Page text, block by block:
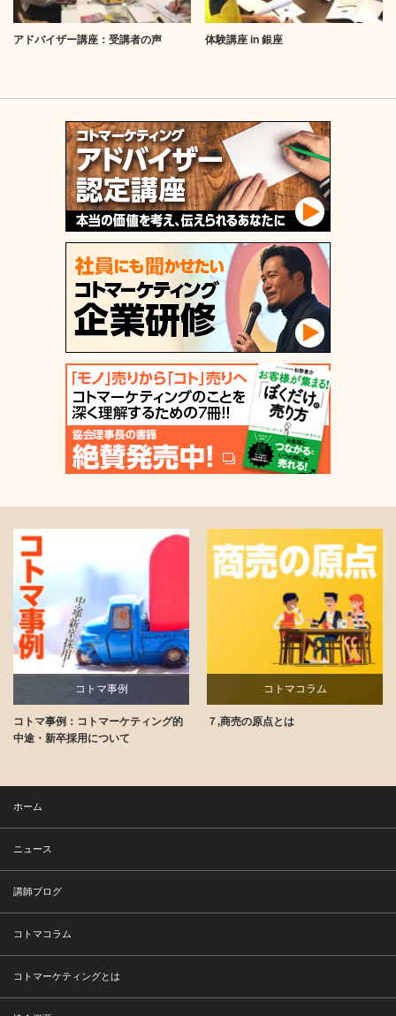
アドバイザー講座：受講者の声 体験講座 in 銀座
ング的
コトマコラム
７,商売の原点とは
コトマコラム
コト消費の裏側
ホーム
ニュース
講師ブログ
コトマコラム
コトマーケティングとは